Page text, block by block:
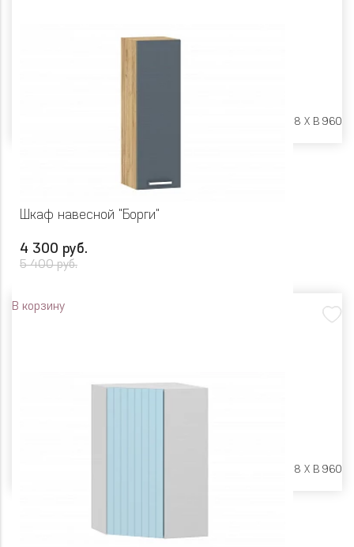
Ш 400 X Г 318 X В 960
Шкаф навесной "Борги"
4 300 руб.
5 400 руб.
В корзину
Ш 300 X Г 318 X В 960